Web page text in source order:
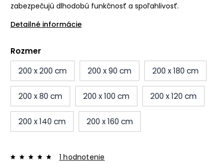
zabezpečujú dlhodobú funkčnosť a spoľahlivosť.
Detailné informácie
Rozmer
200 x 200 cm
200 x 90 cm 200 x 180 cm
200 x 80 cm 200 x 100 cm 200 x 120 cm
200 x 140 cm 200 x 160 cm
1 hodnotenie